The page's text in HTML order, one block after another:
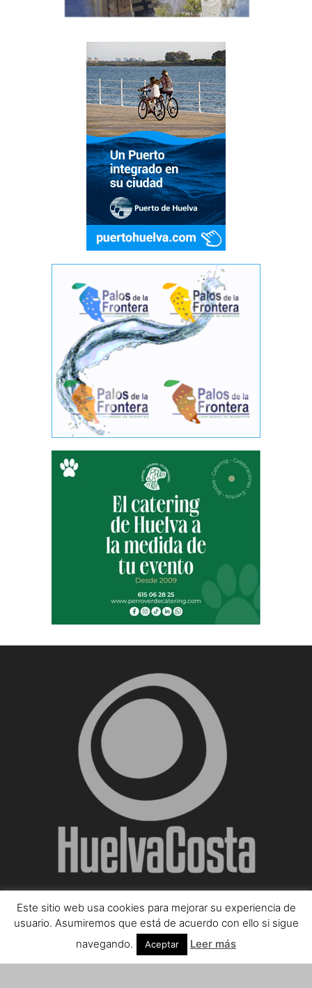
SOBRE NOSOTROS
Teléfono de contacto: 959 807 059
Este sitio web usa cookies para mejorar su experiencia de
usuario. Asumiremos que está de acuerdo con ello si sigue
navegando.
Aceptar Leer más